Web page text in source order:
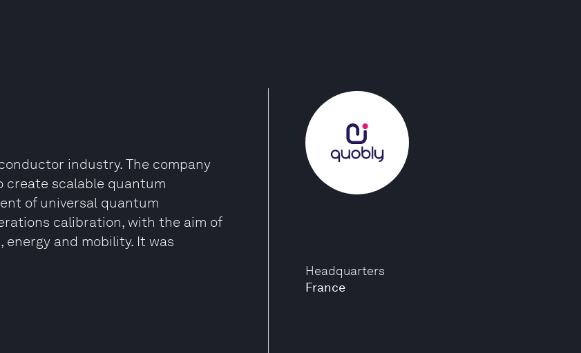
Headquarters
France
industry. The company
create scalable quantum
of universal quantum
calibration, with the aim of
and mobility. It was